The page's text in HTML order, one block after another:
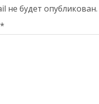
не будет опубликован.
*